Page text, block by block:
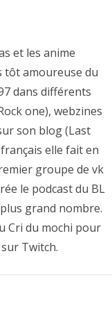
et les anime
tôt amoureuse du
dans différents
one), webzines
son blog (Last
elle fait en
groupe de vk
le podcast du BL
grand nombre.
Cri du mochi pour
Twitch.